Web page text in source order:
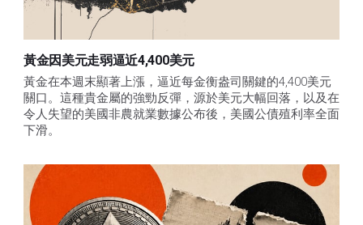
黃金因美元走弱逼近4,400美元
黃金在本週末顯著上漲，逼近每金衡盎司關鍵的4,400美元
關口。這種貴金屬的強勁反彈，源於美元大幅回落，以及在
令人失望的美國非農就業數據公布後，美國公債殖利率全面
下滑。